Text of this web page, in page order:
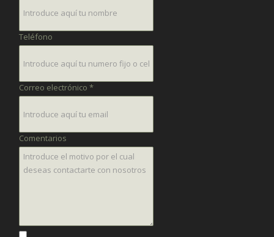
Teléfono
Correo electrónico *
Comentarios